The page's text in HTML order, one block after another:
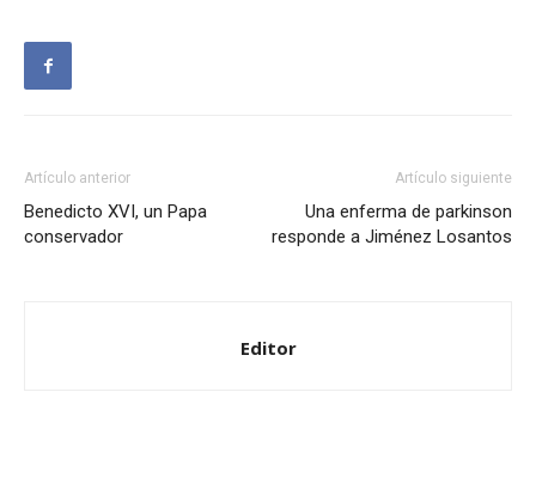
Artículo anterior
Benedicto XVI, un Papa
conservador
Artículo siguiente
Una enferma de parkinson
responde a Jiménez Losantos
Editor